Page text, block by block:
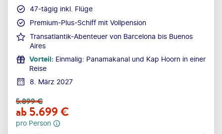
47-tägig inkl. Flüge
Premium-Plus-Schiff mit Vollpension
Transatlantik-Abenteuer von Barcelona bis Buenos
Aires
Vorteil: Einmalig: Panamakanal und Kap Hoorn in einer
Reise
8. März 2027
5.899€
ab5.699€
pro Person